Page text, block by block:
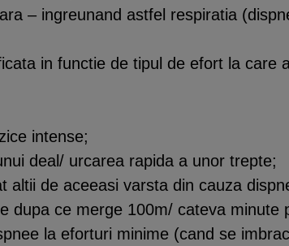
– ingreunand astfel respiratia
in functie de tipul de efort la
intense;
deal/ urcarea rapida a unor trepte;
altii de aceeasi varsta din cauza
dupa ce merge 100m/ cateva minute
la eforturi minime (cand se